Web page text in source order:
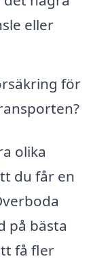
eller
för
olika
du får en
på bästa
få fler